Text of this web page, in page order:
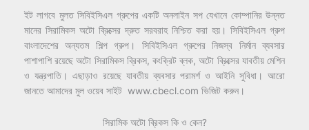
ইট লাগবে মুলত সিবিইসিএল গ্রুপের একটি অনলাইন সপ যেখানে কোম্পানির উন্নত
মানের সিরামিকস অটো ব্রিক্সের দ্রুত সরবরাহ নিশ্চিত করা হয়। সিবিইসিএল গ্রুপ
বাংলাদেশের অন্যতম শিল্প গ্রুপ। সিবিইসিএল গ্রুপের নিজস্ব নির্মান ব্যবসার
পাশাপাশি রয়েছে অটো সিরামিকস ব্রিকস, কংক্রিট ব্লক, অটো ব্রিক্সের যাবতীয় মেশিন
ও যন্ত্রপাতি। এছাড়াও রয়েছে যাবতীয় ব্যবসার পরামর্শ ও আইনি সুবিধা। আরো
জানতে আমাদের মুল ওয়েব সাইট www.cbecl.com ভিজিট করুন।
সিরামিক অটো ব্রিকস কি ও কেন?